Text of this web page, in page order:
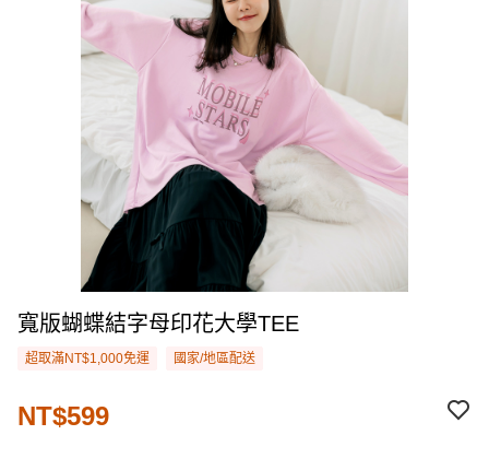
寬版蝴蝶結字母印花大學TEE
超取滿NT$1,000免運 國家/地區配送
NT$599